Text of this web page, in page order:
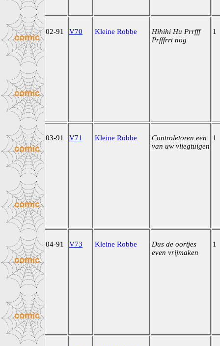
02-91 V70 Kleine Robbe
Hihihi Hu Prrfff
Prfffrrt nog
1
03-91 V71 Kleine Robbe
Controletoren een
van uw vliegtuigen
1
04-91 V73 Kleine Robbe
Dus de oortjes
even vrijmaken
1